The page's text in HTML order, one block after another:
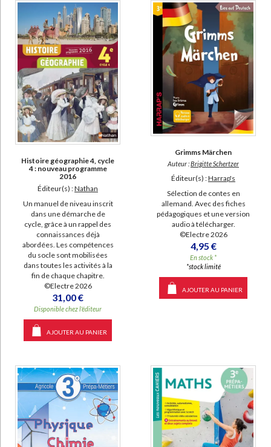
Histoire géographie 4, cycle
4 : nouveau programme
2016
Éditeur(s) :Nathan
Un manuel de niveau inscrit
dans une démarche de
cycle, grâce à un rappel des
connaissances déjà
abordées. Les compétences
du socle sont mobilisées
dans toutes les activités à la
fin de chaque chapitre.
©Electre 2026
31,00 €
Disponible chez l'éditeur
AJOUTER AU PANIER
Grimms Märchen
Auteur :Brigitte Schertzer
Éditeur(s) :Harrap's
Sélection de contes en
allemand. Avec des fiches
pédagogiques et une version
audio à télécharger.
©Electre 2026
4,95 €
En stock *
*stock limité
AJOUTER AU PANIER